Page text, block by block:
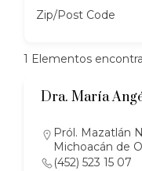
Zip/Post Code
1 Elementos
Dra. María
Pról. Mazatlán
Michoacán de
(452) 523 15 07